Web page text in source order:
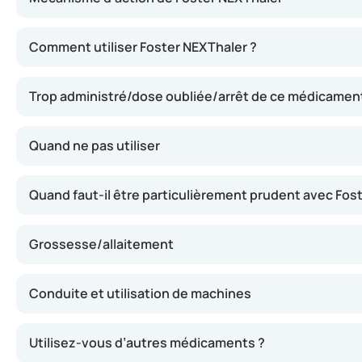
Comment utiliser Foster NEXThaler ?
Trop administré/dose oubliée/arrêt de ce
Quand ne pas utiliser
Quand faut-il être particulièrement prudent avec
Grossesse/allaitement
Conduite et utilisation de machines
Utilisez-vous d’autres médicaments ?